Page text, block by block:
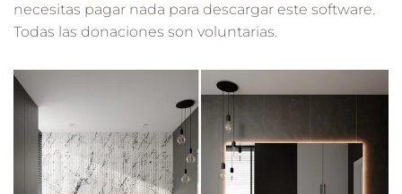
necesitas pagar nada para descargar este software.
Todas las donaciones son voluntarias.